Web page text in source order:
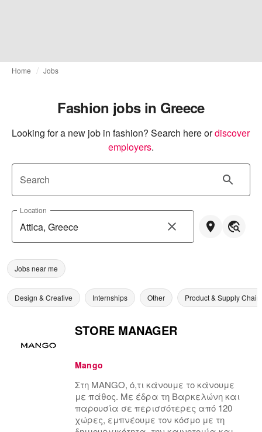
Home Jobs
Fashion jobs in Greece
Looking for a new job in fashion? Search here ordiscover
employers.
Search
Location
Jobs near me
Design & Creative Internships Other Product & Supply Chain
STORE MANAGER
Mango
Στη MANGO, ό,τι κάνουμε το κάνουμε
με πάθος. Με έδρα τη Βαρκελώνη και
παρουσία σε περισσότερες από 120
χώρες, εμπνέουμε τον κόσμο με τη